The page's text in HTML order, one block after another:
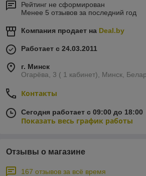
Рейтинг не сформирован
Менее 5 отзывов за последний год
Компания продает на Deal.by
Работает с 24.03.2011
г. Минск
Огарёва, 3 ( 1 кабинет), Минск,
Контакты
Сегодня работает с 09:00 до 18:00
Показать весь график работы
Отзывы о магазине
167 отзывов за всё время